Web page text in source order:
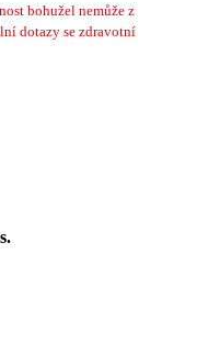
bohužel nemůže z
dotazy se zdravotní